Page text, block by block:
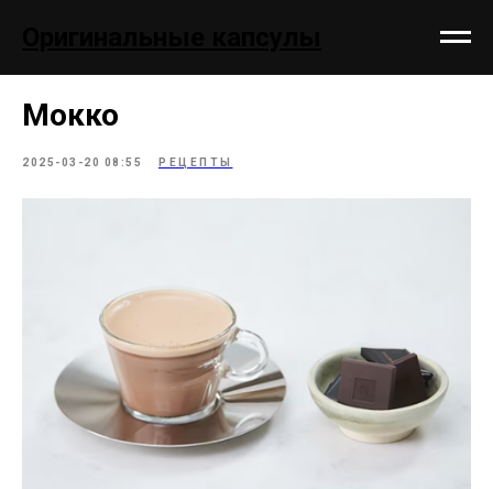
Мокко
2025-03-20 08:55 РЕЦЕПТЫ